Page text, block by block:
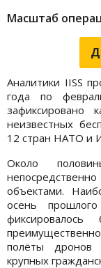
Масштаб
Аналитики IISS
года по
зафиксировано
неизвестных
12 стран НАТО и
Около
объектами.
осень
полёты дронов
крупных